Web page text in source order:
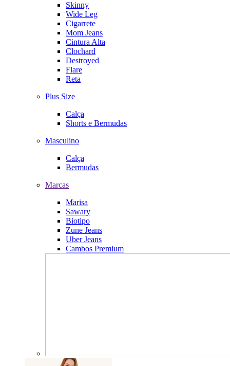
Skinny
Wide Leg
Cigarrete
Mom Jeans
Cintura Alta
Clochard
Destroyed
Flare
Reta
Plus Size
Calça
Shorts e Bermudas
Masculino
Calça
Bermudas
Marcas
Marisa
Sawary
Biotipo
Zune Jeans
Uber Jeans
Cambos Premium